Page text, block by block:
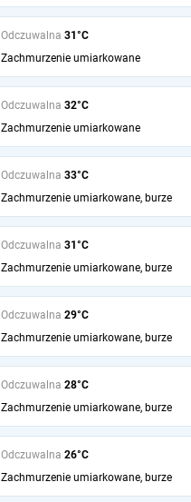
Odczuwalna 31°C
Zachmurzenie umiarkowane
Odczuwalna 32°C
Zachmurzenie umiarkowane
Odczuwalna 33°C
Zachmurzenie umiarkowane, burze
Odczuwalna 31°C
Zachmurzenie umiarkowane, burze
Odczuwalna 29°C
Zachmurzenie umiarkowane, burze
Odczuwalna 28°C
Zachmurzenie umiarkowane, burze
Odczuwalna 26°C
Zachmurzenie umiarkowane, burze